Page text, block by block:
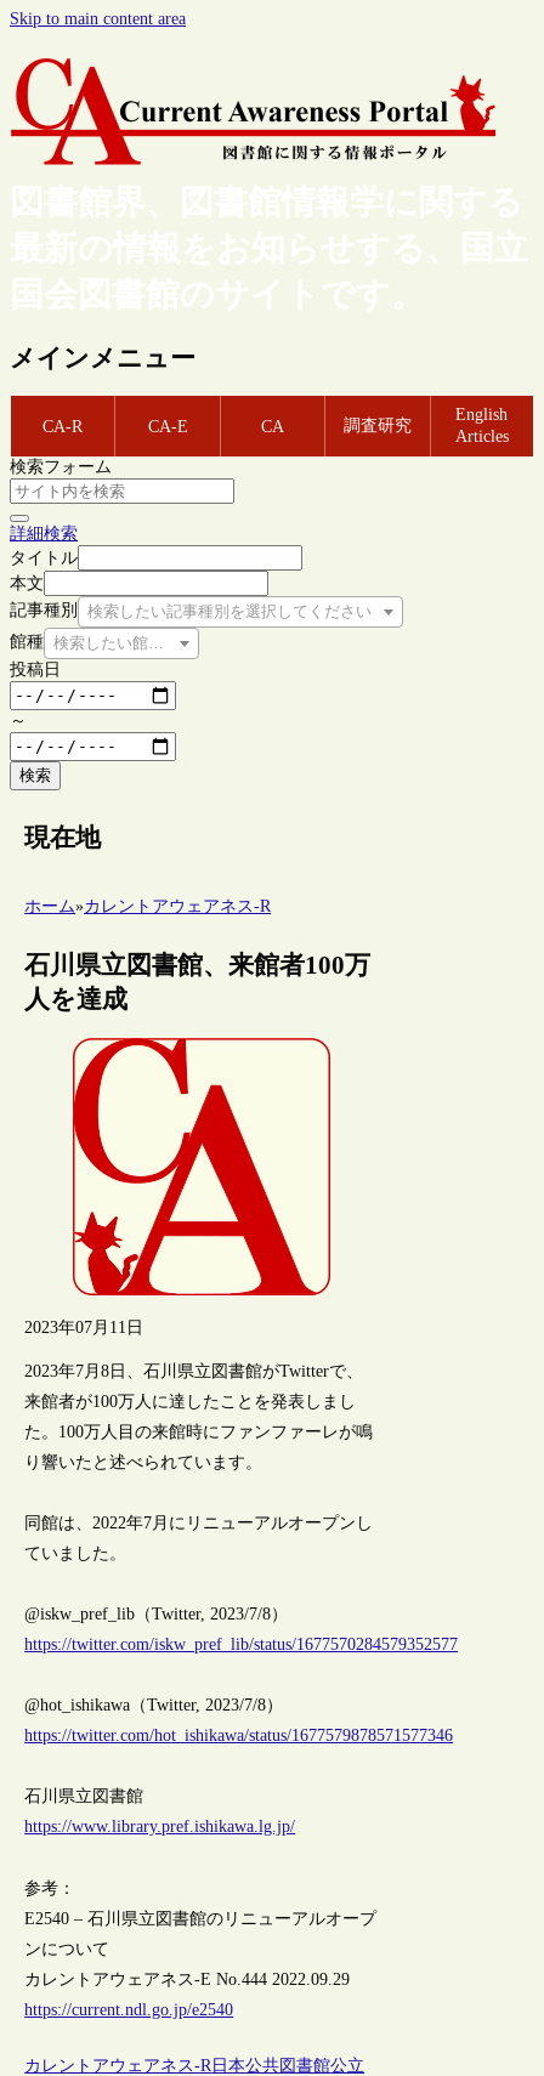
Skip to main content area
図書館界、図書館情報学に関する
最新の情報をお知らせする、国立
国会図書館のサイトです。
メインメニュー
CA-R CA-E CA 調査研究
English
Articles
検索フォーム
詳細検索
タイトル
本文
記事種別
検索したい記事種別を選択してください
館種 検索したい館種を選択してください
投稿日
～
検索
現在地
ホーム»カレントアウェアネス-R
石川県立図書館、来館者100万
人を達成
2023年07月11日
2023年7月8日、石川県立図書館がTwitterで、
来館者が100万人に達したことを発表しまし
た。100万人目の来館時にファンファーレが鳴
り響いたと述べられています。
同館は、2022年7月にリニューアルオープンし
ていました。
@iskw_pref_lib（Twitter, 2023/7/8）
https://twitter.com/iskw_pref_lib/status/1677570284579352577
@hot_ishikawa（Twitter, 2023/7/8）
https://twitter.com/hot_ishikawa/status/1677579878571577346
石川県立図書館
https://www.library.pref.ishikawa.lg.jp/
参考：
E2540 – 石川県立図書館のリニューアルオープ
ンについて
カレントアウェアネス-E No.444 2022.09.29
https://current.ndl.go.jp/e2540
カレントアウェアネス-R 日本公共図書館公立